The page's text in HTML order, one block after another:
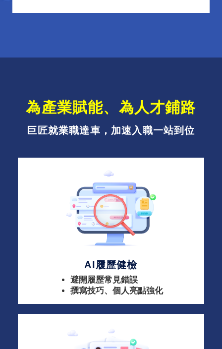
為產業賦能、為人才鋪路
巨匠就業職達車，加速入職一站到位
AI履歷健檢
避開履歷常見錯誤
撰寫技巧、個人亮點強化